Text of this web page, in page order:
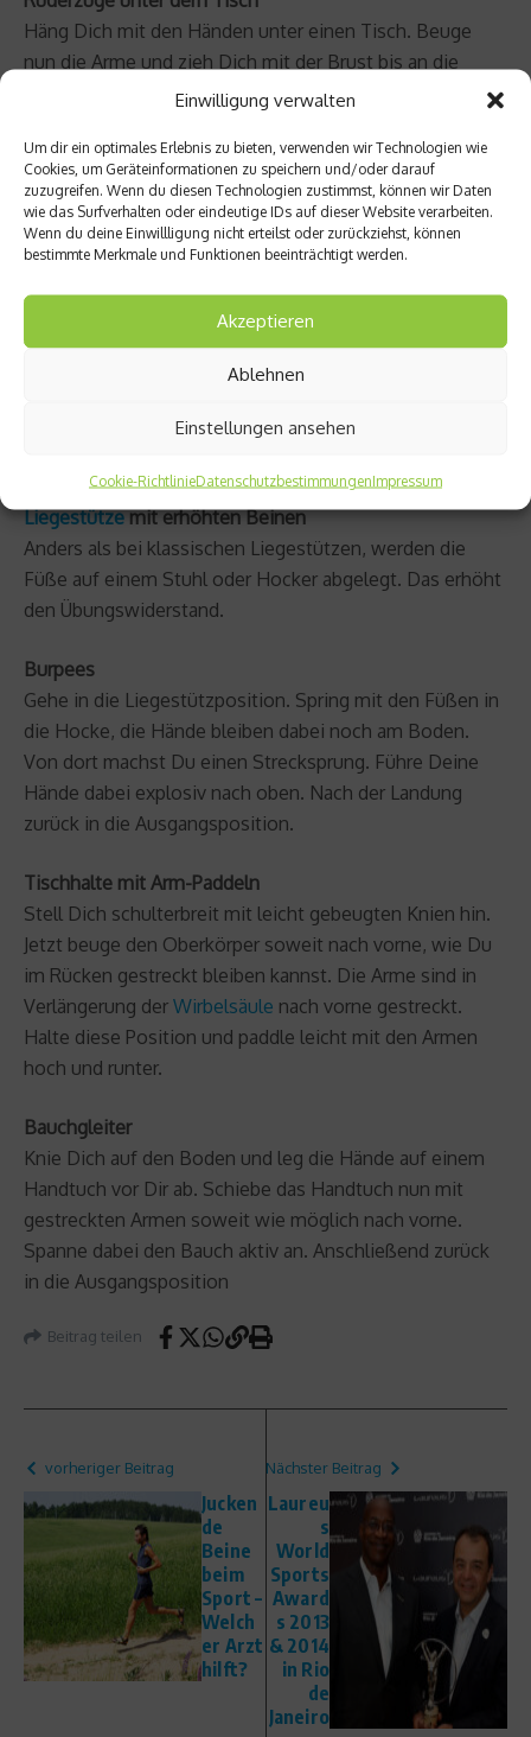
Einwilligung verwalten
Um dir ein optimales Erlebnis zu bieten, verwenden wir Technologien wie
Cookies, um Geräteinformationen zu speichern und/oder darauf
zuzugreifen. Wenn du diesen Technologien zustimmst, können wir Daten
wie das Surfverhalten oder eindeutige IDs auf dieser Website verarbeiten.
Wenn du deine Einwillligung nicht erteilst oder zurückziehst, können
bestimmte Merkmale und Funktionen beeinträchtigt werden.
Akzeptieren
Ablehnen
Einstellungen ansehen
Cookie-RichtlinieDatenschutzbestimmungenImpressum
Häng Dich mit den Händen unter einen Tisch. Beuge
nun die Arme und zieh Dich mit der Brust bis an die
Tischkante heran. Langsam wieder ablassen.
Liegestütz
Stütz Dich auf Händen und Füßen auf dem Boden ab.
Unter maximaler Körperspannung den Oberkörper
soweit absenken, bis zwischen Brust und Boden nur
den Armen wieder nach oben drücken.
Im Ellenbogen sollte ein rechter Winkel sein. Jetzt
Liegestützemit erhöhten Beinen
Anders als bei klassischen Liegestützen, werden die
Füße auf einem Stuhl oder Hocker abgelegt. Das erhöht
den Übungswiderstand.
Burpees
Gehe in die Liegestützposition. Spring mit den Füßen in
die Hocke, die Hände bleiben dabei noch am Boden.
Von dort machst Du einen Strecksprung. Führe Deine
Hände dabei explosiv nach oben. Nach der Landung
zurück in die Ausgangsposition.
Tischhalte mit Arm-Paddeln
Stell Dich schulterbreit mit leicht gebeugten Knien hin.
Jetzt beuge den Oberkörper soweit nach vorne, wie Du
im Rücken gestreckt bleiben kannst. Die Arme sind in
Verlängerung der Wirbelsäule nach vorne gestreckt.
Halte diese Position und paddle leicht mit den Armen
hoch und runter.
Bauchgleiter
Knie Dich auf den Boden und leg die Hände auf einem
Handtuch vor Dir ab. Schiebe das Handtuch nun mit
gestreckten Armen soweit wie möglich nach vorne.
Spanne dabei den Bauch aktiv an. Anschließend zurück
in die Ausgangsposition
Beitrag teilen
vorheriger Beitrag
Jucken
de
Beine
beim
Sport –
Welch
er Arzt
hilft?
Nächster Beitrag
Laureu
s
World
Sports
Award
s 2013
& 2014
in Rio
de
Janeiro